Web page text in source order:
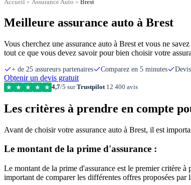
Accueil » Assurance Auto » Brest
Meilleure assurance auto à Brest
Vous cherchez une assurance auto à Brest et vous ne
tout ce que vous devez savoir pour bien choisir votre
+ de 25 assureurs partenaires Comparez en 5 minutes
Obtenir un devis gratuit
★ ★ ★ ★ ★ 4,7/5 surTrustpilot12 400 avis
Les critères à prendre en compte
Avant de choisir votre assurance auto à Brest, il est
Le montant de la prime d'assurance :
Le montant de la prime d'assurance est le premier critère
important de comparer les différentes offres proposées